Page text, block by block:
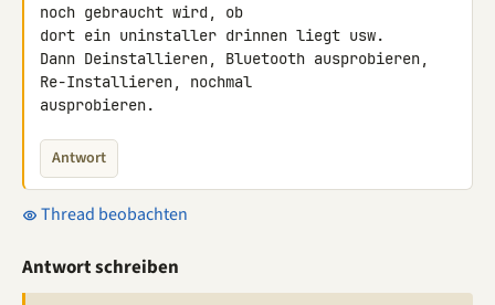
noch gebraucht wird, ob
dort ein uninstaller drinnen liegt usw.
Dann Deinstallieren, Bluetooth ausprobieren,
Re-Installieren, nochmal
ausprobieren.
Antwort
Thread beobachten
Antwort schreiben